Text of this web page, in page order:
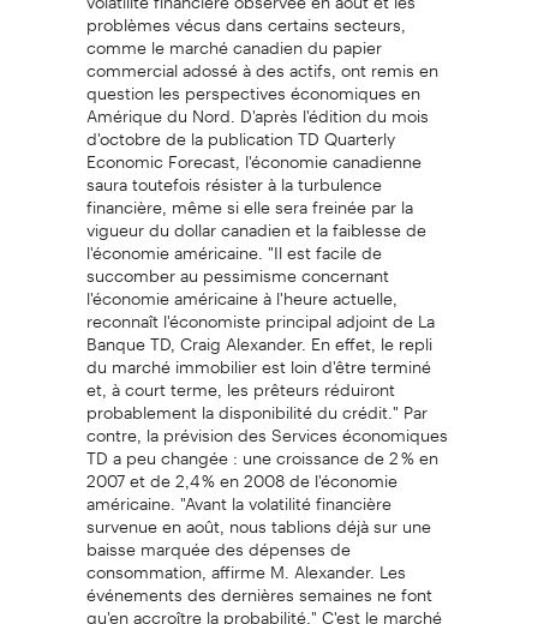
problèmes vécus dans certains secteurs,
comme le marché canadien du papier
commercial adossé à des actifs, ont remis en
question les perspectives économiques en
Amérique du Nord. D'après l'édition du mois
d'octobre de la publication TD Quarterly
Economic Forecast, l'économie canadienne
saura toutefois résister à la turbulence
financière, même si elle sera freinée par la
vigueur du dollar canadien et la faiblesse de
l'économie américaine. "Il est facile de
succomber au pessimisme concernant
l'économie américaine à l'heure actuelle,
reconnaît l'économiste principal adjoint de La
Banque TD, Craig Alexander. En effet, le repli
du marché immobilier est loin d'être terminé
et, à court terme, les prêteurs réduiront
probablement la disponibilité du crédit." Par
contre, la prévision des Services économiques
TD a peu changée : une croissance de 2 % en
2007 et de 2,4 % en 2008 de l'économie
américaine. "Avant la volatilité financière
survenue en août, nous tablions déjà sur une
baisse marquée des dépenses de
consommation, affirme M. Alexander. Les
événements des dernières semaines ne font
qu'en accroître la probabilité." C'est le marché